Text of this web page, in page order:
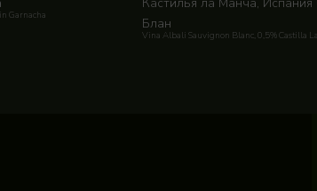
Garnacha
Блан
Vina Albali Sauvignon Blanc, 0,5% Castilla